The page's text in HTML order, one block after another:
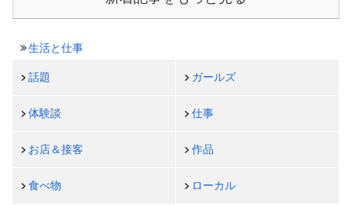
生活と仕事
話題 ガールズ
体験談 仕事
お店＆接客 作品
食べ物 ローカル